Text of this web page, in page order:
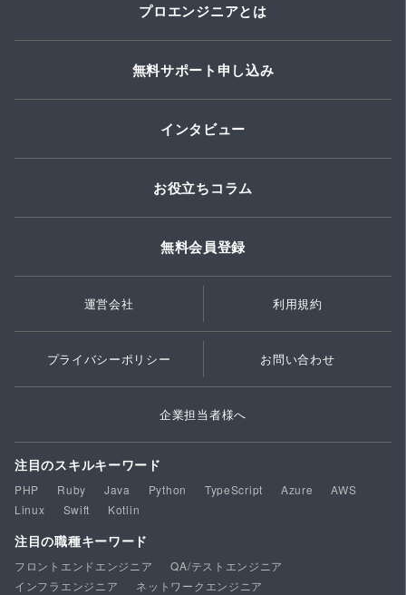
プロエンジニアとは
無料サポート申し込み
インタビュー
お役立ちコラム
無料会員登録
運営会社 利用規約
プライバシーポリシー お問い合わせ
企業担当者様へ
注目のスキルキーワード
PHP Ruby Java Python TypeScript Azure
AWS
Linux
Swift Kotlin
注目の職種キーワード
フロントエンドエンジニア
QA/テストエンジニア
インフラエンジニア
ネットワークエンジニア